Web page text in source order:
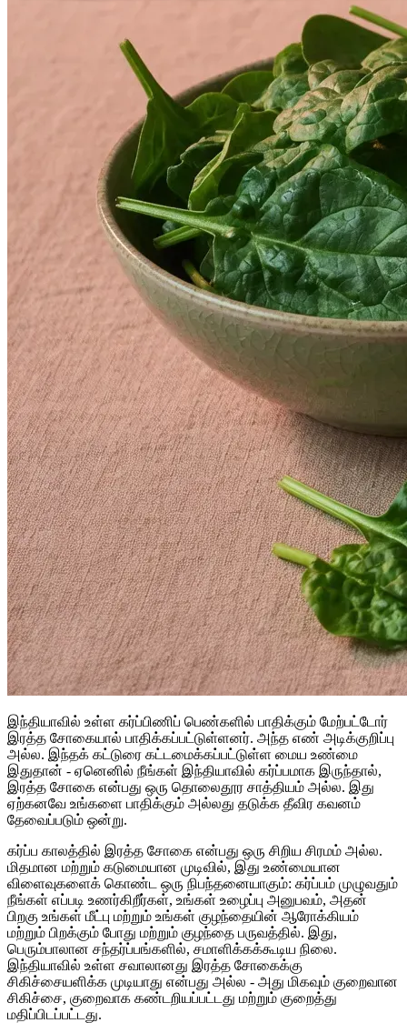
இந்தியாவில் உள்ள கர்ப்பிணிப் பெண்களில் பாதிக்கும் மேற்பட்டோர்
இரத்த சோகையால் பாதிக்கப்பட்டுள்ளனர். அந்த எண் அடிக்குறிப்பு
அல்ல. இந்தக் கட்டுரை கட்டமைக்கப்பட்டுள்ள மைய உண்மை
இதுதான் - ஏனெனில் நீங்கள் இந்தியாவில் கர்ப்பமாக இருந்தால்,
இரத்த சோகை என்பது ஒரு தொலைதூர சாத்தியம் அல்ல. இது
ஏற்கனவே உங்களை பாதிக்கும் அல்லது தடுக்க தீவிர கவனம்
தேவைப்படும் ஒன்று.
கர்ப்ப காலத்தில் இரத்த சோகை என்பது ஒரு சிறிய சிரமம் அல்ல.
மிதமான மற்றும் கடுமையான முடிவில், இது உண்மையான
விளைவுகளைக் கொண்ட ஒரு நிபந்தனையாகும்: கர்ப்பம் முழுவதும்
நீங்கள் எப்படி உணர்கிறீர்கள், உங்கள் உழைப்பு அனுபவம், அதன்
பிறகு உங்கள் மீட்பு மற்றும் உங்கள் குழந்தையின் ஆரோக்கியம்
மற்றும் பிறக்கும் போது மற்றும் குழந்தை பருவத்தில். இது,
பெரும்பாலான சந்தர்ப்பங்களில், சமாளிக்கக்கூடிய நிலை.
இந்தியாவில் உள்ள சவாலானது இரத்த சோகைக்கு
சிகிச்சையளிக்க முடியாது என்பது அல்ல - அது மிகவும் குறைவான
சிகிச்சை, குறைவாக கண்டறியப்பட்டது மற்றும் குறைத்து
மதிப்பிடப்பட்டது.